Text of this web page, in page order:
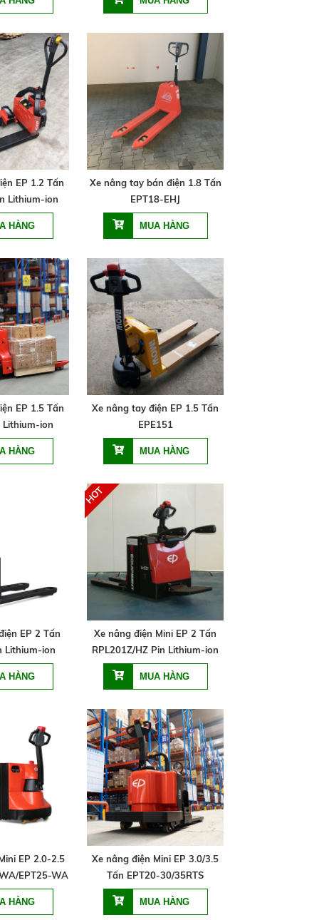
EP 1.2 Tấn
Lithium-ion
Xe nâng tay bán điện 1.8 Tấn
EPT18-EHJ
EP 1.5 Tấn
Lithium-ion
Xe nâng tay điện EP 1.5 Tấn
EPE151
EP 2 Tấn
Lithium-ion
Xe nâng điện Mini EP 2 Tấn
RPL201Z/HZ Pin Lithium-ion
EP 2.0-2.5
EPT25-WA
Xe nâng điện Mini EP 3.0/3.5
Tấn EPT20-30/35RTS